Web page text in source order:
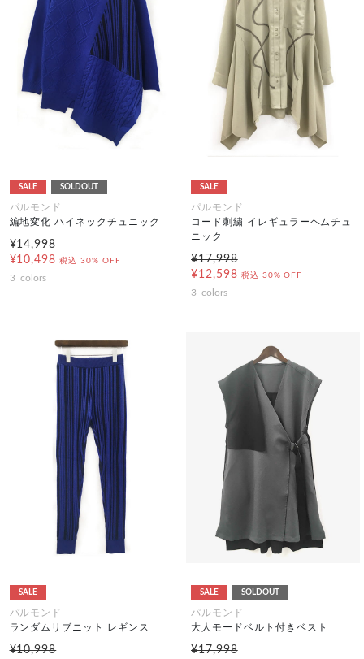
SALE SOLDOUT
パルモンド
編地変化 ハイネックチュニック
¥14,998
¥10,498 税込 30% OFF
3 colors
SALE
パルモンド
コード刺繍 イレギュラーヘムチュ
ニック
¥17,998
¥12,598 税込 30% OFF
3 colors
SALE
パルモンド
ランダムリブニット レギンス
¥10,998
SALE SOLDOUT
パルモンド
大人モードベルト付きベスト
¥17,998